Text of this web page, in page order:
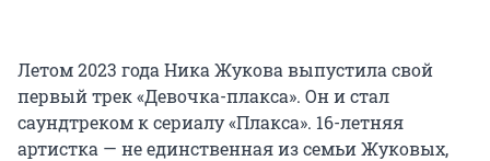
Летом 2023 года Ника Жукова выпустила свой
первый трек «Девочка-плакса». Он и стал
саундтреком к сериалу «Плакса». 16-летняя
артистка — не единственная из семьи Жуковых,